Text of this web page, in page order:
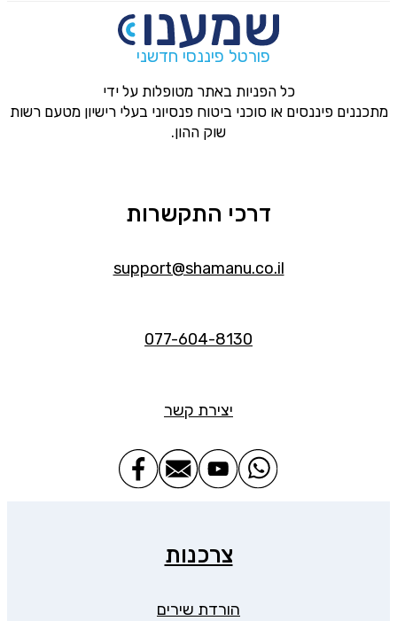
פורטל פיננסי חדשני
כל הפניות באתר מטופלות על ידי
מתכננים פיננסים או סוכני ביטוח פנסיוני בעלי רישיון מטעם רשות
שוק ההון.
דרכי התקשרות
support@shamanu.co.il
077-604-8130
יצירת קשר
צרכנות
הורדת שירים